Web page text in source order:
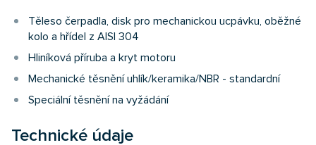
Těleso čerpadla, disk pro mechanickou ucpávku, oběžné
kolo a hřídel z AISI 304
Hliníková příruba a kryt motoru
Mechanické těsnění uhlík/keramika/NBR - standardní
Speciální těsnění na vyžádání
Technické údaje